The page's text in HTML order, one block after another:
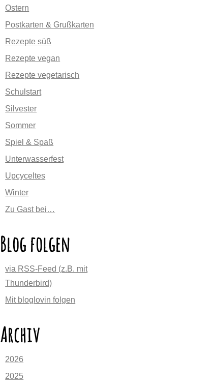
Ostern
Postkarten & Grußkarten
Rezepte süß
Rezepte vegan
Rezepte vegetarisch
Schulstart
Silvester
Sommer
Spiel & Spaß
Unterwasserfest
Upcyceltes
Winter
Zu Gast bei…
Blog folgen
via RSS-Feed (z.B. mit
Thunderbird)
Mit bloglovin folgen
Archiv
2026
2025